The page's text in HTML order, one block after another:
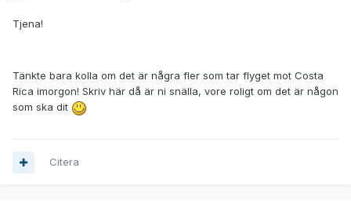
Tjena!
Tänkte bara kolla om det är några fler som tar flyget mot Costa
Rica imorgon! Skriv här då är ni snälla, vore roligt om det är någon
som ska dit
Citera